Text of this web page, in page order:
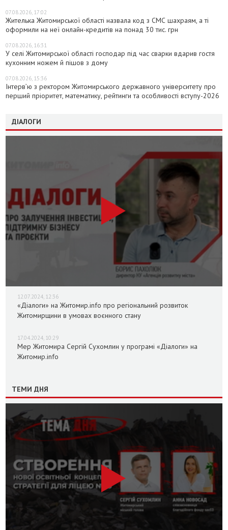
07.08.2026, 17:02
Жителька Житомирської області назвала код з СМС шахраям, а ті
оформили на неї онлайн-кредитів на понад 30 тис. грн
07.08.2026, 16:31
У селі Житомирської області господар під час сварки вдарив гостя
кухонним ножем й пішов з дому
07.08.2026, 15:36
Інтерв’ю з ректором Житомирського державного університету про
перший пріоритет, математику, рейтинги та особливості вступу-2026
ДІАЛОГИ
12.07.2024, 12:36
«Діалоги» на Житомир.info про регіональний розвиток
Житомирщини в умовах воєнного стану
17.04.2024, 10:29
Мер Житомира Сергій Сухомлин у програмі «Діалоги» на
Житомир.info
ТЕМИ ДНЯ